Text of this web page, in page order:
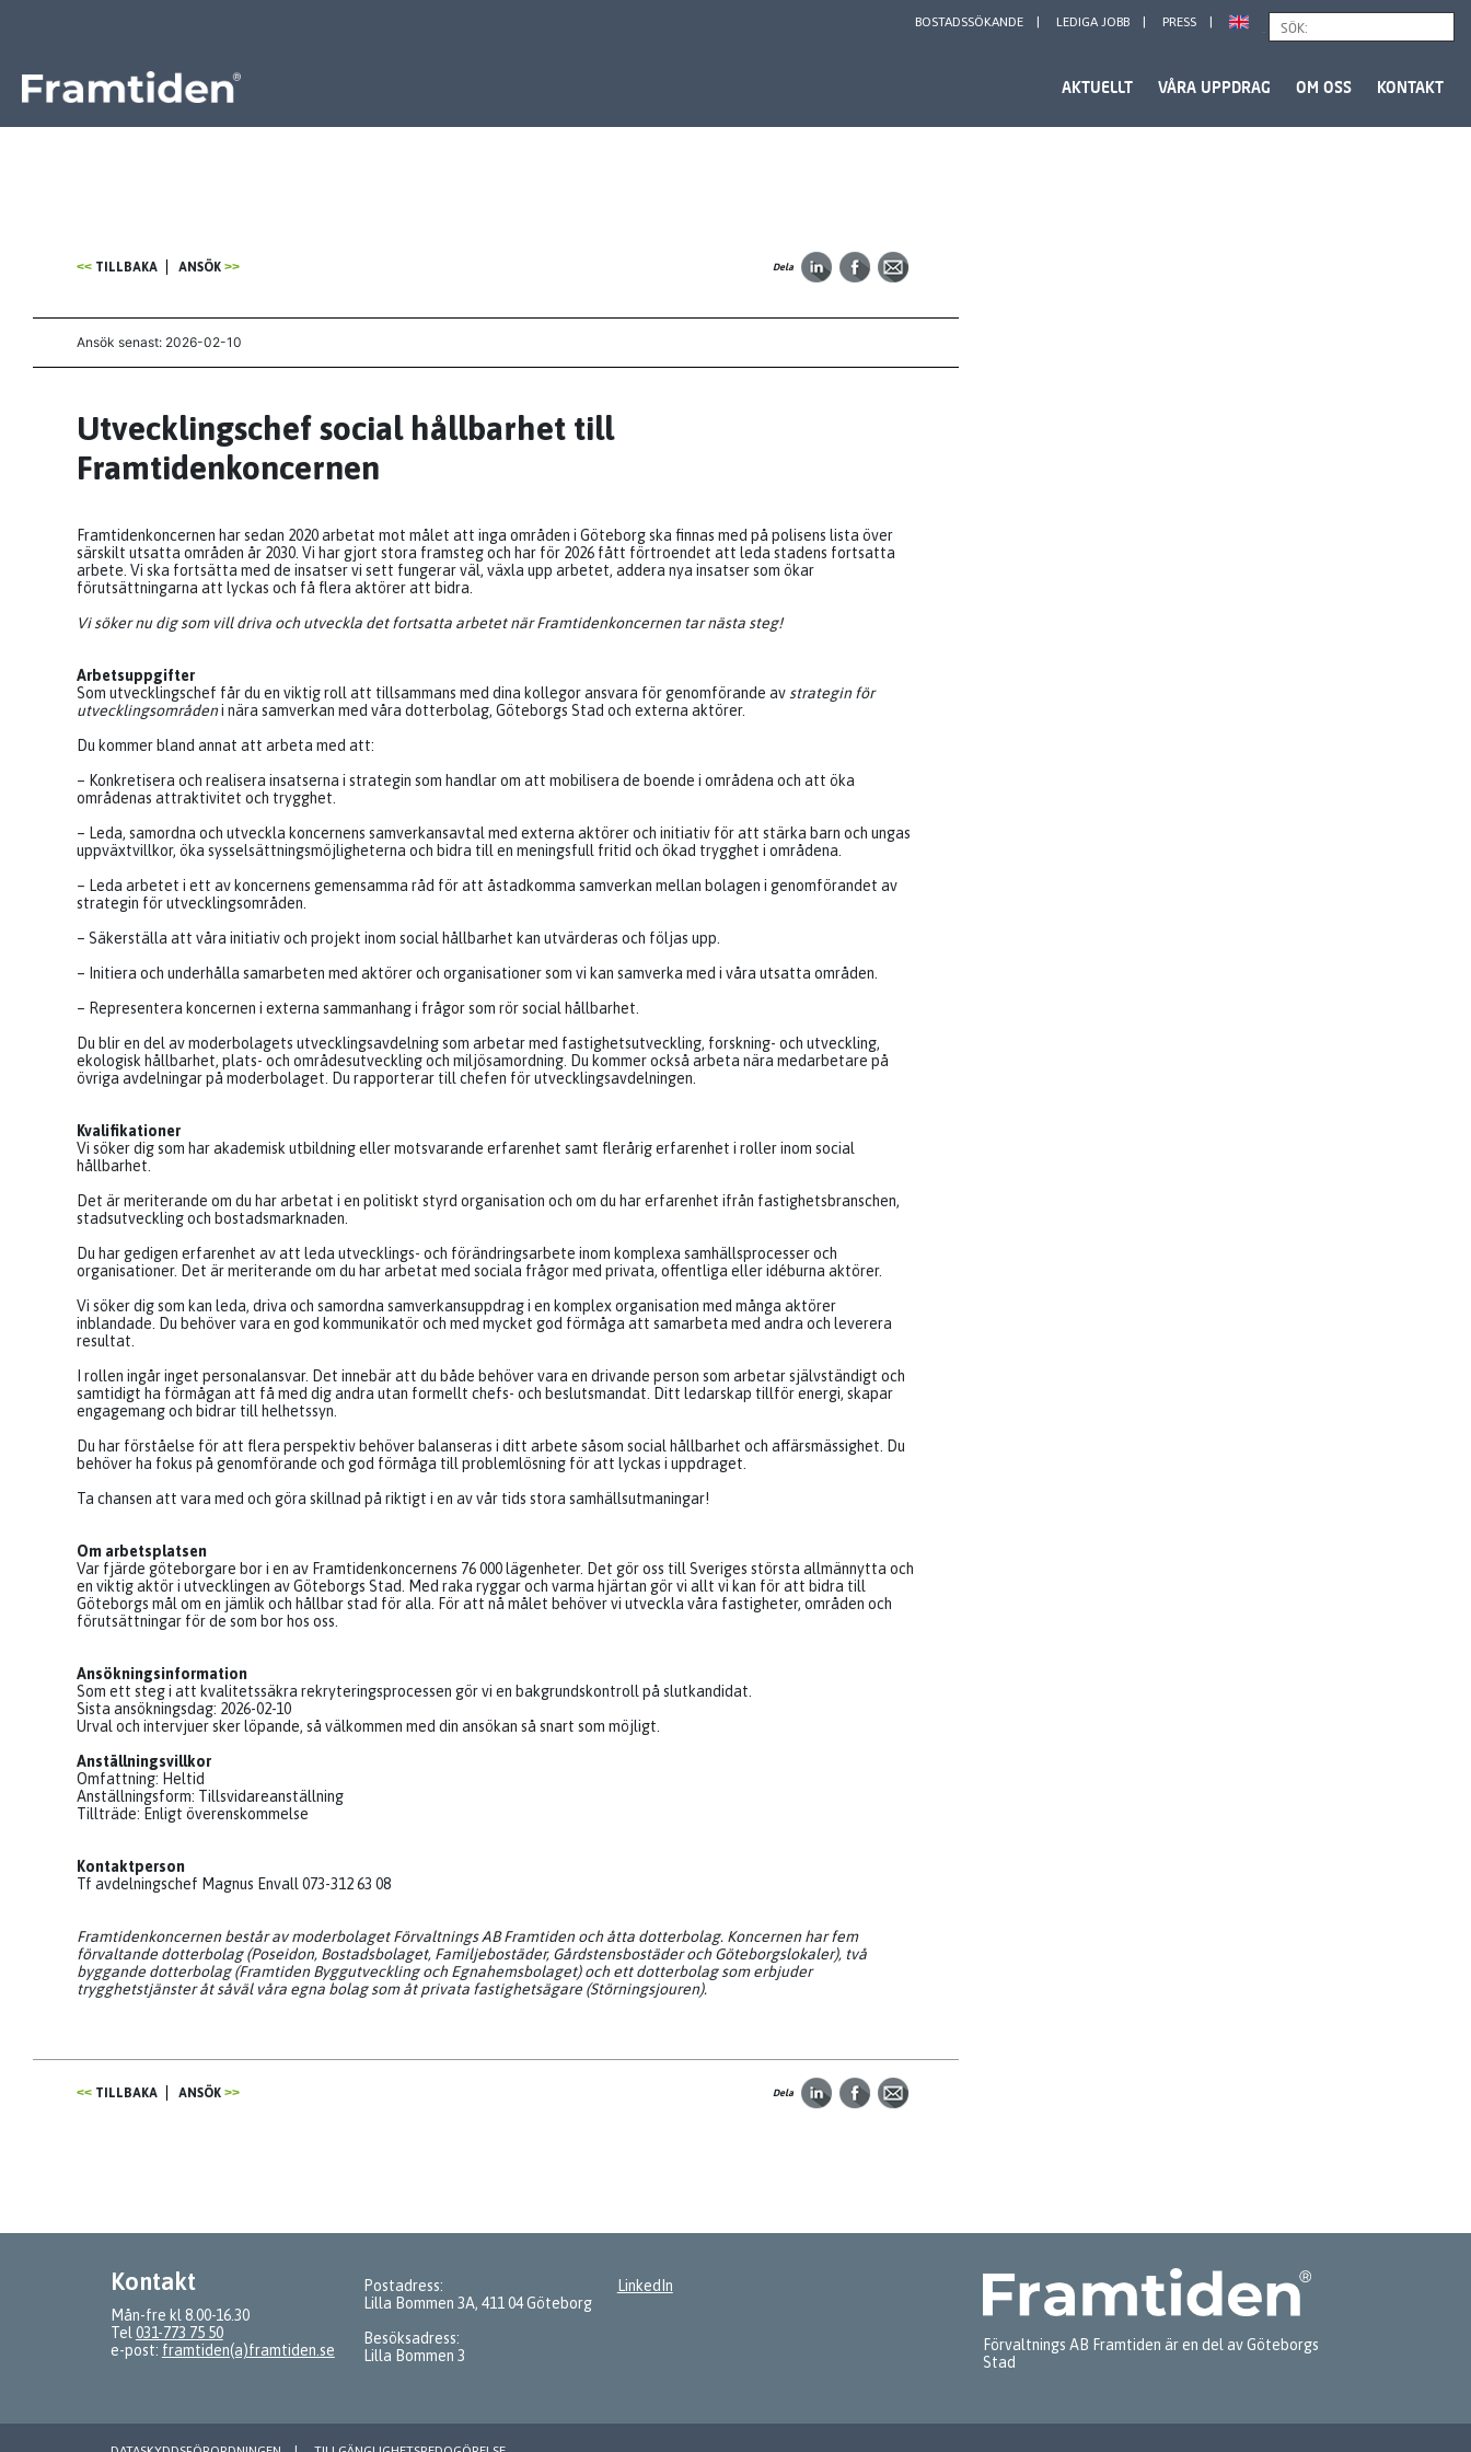
BOSTADSSÖKANDE LEDIGA JOBB PRESS
AKTUELLT VÅRA UPPDRAG OM OSS KONTAKT
TILLBAKA ANSÖK Dela
Ansök senast: 2026-02-10
Utvecklingschef social hållbarhet till
Framtidenkoncernen
Framtidenkoncernen har sedan 2020 arbetat mot målet att inga områden i Göteborg ska finnas med på polisens lista över
särskilt utsatta områden år 2030. Vi har gjort stora framsteg och har för 2026 fått förtroendet att leda stadens fortsatta
arbete. Vi ska fortsätta med de insatser vi sett fungerar väl, växla upp arbetet, addera nya insatser som ökar
förutsättningarna att lyckas och få flera aktörer att bidra.
Vi söker nu dig som vill driva och utveckla det fortsatta arbetet när Framtidenkoncernen tar nästa steg!
Arbetsuppgifter
Som utvecklingschef får du en viktig roll att tillsammans med dina kollegor ansvara för genomförande av strategin för
utvecklingsområdeni nära samverkan med våra dotterbolag, Göteborgs Stad och externa aktörer.
Du kommer bland annat att arbeta med att:
– Konkretisera och realisera insatserna i strategin som handlar om att mobilisera de boende i områdena och att öka
områdenas attraktivitet och trygghet.
– Leda, samordna och utveckla koncernens samverkansavtal med externa aktörer och initiativ för att stärka barn och ungas
uppväxtvillkor, öka sysselsättningsmöjligheterna och bidra till en meningsfull fritid och ökad trygghet i områdena.
– Leda arbetet i ett av koncernens gemensamma råd för att åstadkomma samverkan mellan bolagen i genomförandet av
strategin för utvecklingsområden.
– Säkerställa att våra initiativ och projekt inom social hållbarhet kan utvärderas och följas upp.
– Initiera och underhålla samarbeten med aktörer och organisationer som vi kan samverka med i våra utsatta områden.
– Representera koncernen i externa sammanhang i frågor som rör social hållbarhet.
Du blir en del av moderbolagets utvecklingsavdelning som arbetar med fastighetsutveckling, forskning- och utveckling,
ekologisk hållbarhet, plats- och områdesutveckling och miljösamordning. Du kommer också arbeta nära medarbetare på
övriga avdelningar på moderbolaget. Du rapporterar till chefen för utvecklingsavdelningen.
Kvalifikationer
Vi söker dig som har akademisk utbildning eller motsvarande erfarenhet samt flerårig erfarenhet i roller inom social
hållbarhet.
Det är meriterande om du har arbetat i en politiskt styrd organisation och om du har erfarenhet ifrån fastighetsbranschen,
stadsutveckling och bostadsmarknaden.
Du har gedigen erfarenhet av att leda utvecklings- och förändringsarbete inom komplexa samhällsprocesser och
organisationer. Det är meriterande om du har arbetat med sociala frågor med privata, offentliga eller idéburna aktörer.
Vi söker dig som kan leda, driva och samordna samverkansuppdrag i en komplex organisation med många aktörer
inblandade. Du behöver vara en god kommunikatör och med mycket god förmåga att samarbeta med andra och leverera
resultat.
I rollen ingår inget personalansvar. Det innebär att du både behöver vara en drivande person som arbetar självständigt och
samtidigt ha förmågan att få med dig andra utan formellt chefs- och beslutsmandat. Ditt ledarskap tillför energi, skapar
engagemang och bidrar till helhetssyn.
Du har förståelse för att flera perspektiv behöver balanseras i ditt arbete såsom social hållbarhet och affärsmässighet. Du
behöver ha fokus på genomförande och god förmåga till problemlösning för att lyckas i uppdraget.
Ta chansen att vara med och göra skillnad på riktigt i en av vår tids stora samhällsutmaningar!
Om arbetsplatsen
Var fjärde göteborgare bor i en av Framtidenkoncernens 76 000 lägenheter. Det gör oss till Sveriges största allmännytta och
en viktig aktör i utvecklingen av Göteborgs Stad. Med raka ryggar och varma hjärtan gör vi allt vi kan för att bidra till
Göteborgs mål om en jämlik och hållbar stad för alla. För att nå målet behöver vi utveckla våra fastigheter, områden och
förutsättningar för de som bor hos oss.
Ansökningsinformation
Som ett steg i att kvalitetssäkra rekryteringsprocessen gör vi en bakgrundskontroll på slutkandidat.
Sista ansökningsdag: 2026-02-10
Urval och intervjuer sker löpande, så välkommen med din ansökan så snart som möjligt.
Anställningsvillkor
Omfattning: Heltid
Anställningsform: Tillsvidareanställning
Tillträde: Enligt överenskommelse
Kontaktperson
Tf avdelningschef Magnus Envall 073-312 63 08
Framtidenkoncernen består av moderbolaget Förvaltnings AB Framtiden och åtta dotterbolag. Koncernen har fem
förvaltande dotterbolag (Poseidon, Bostadsbolaget, Familjebostäder, Gårdstensbostäder och Göteborgslokaler), två
byggande dotterbolag (Framtiden Byggutveckling och Egnahemsbolaget) och ett dotterbolag som erbjuder
trygghetstjänster åt såväl våra egna bolag som åt privata fastighetsägare (Störningsjouren).
TILLBAKA ANSÖK Dela
Kontakt
Mån-fre kl 8.00-16.30
Tel 031-773 75 50
e-post: framtiden(a)framtiden.se
Postadress:
Lilla Bommen 3A, 411 04 Göteborg
Besöksadress:
Lilla Bommen 3
LinkedIn
Förvaltnings AB Framtiden är en del av Göteborgs
Stad